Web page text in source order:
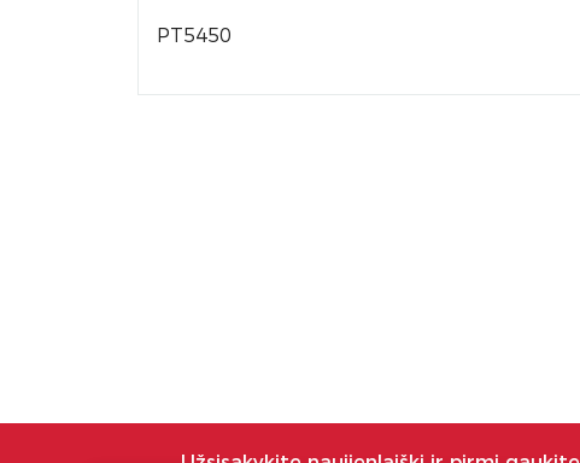
PT5450